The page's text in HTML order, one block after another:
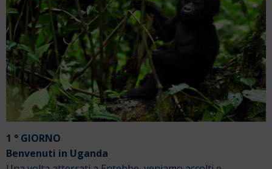
1 ° GIORNO
Benvenuti in Uganda